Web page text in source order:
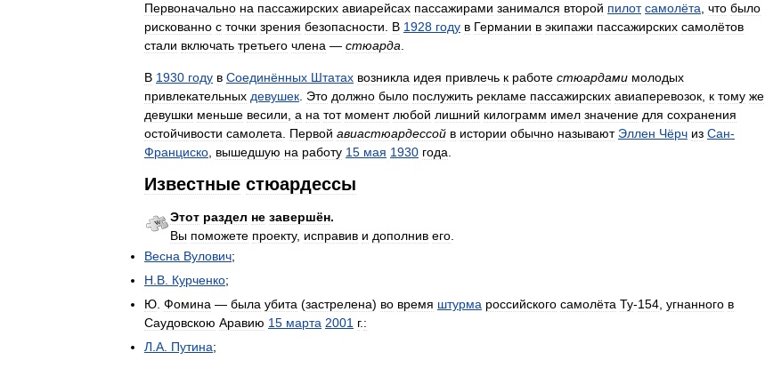
Первоначально на пассажирских авиарейсах пассажирами занимался второй пилот самолёта что было
рискованно с точки зрения безопасности В 1928 году в Германии в экипажи пассажирских самолётов
стали включать третьего члена — стюарда
В 1930 году в Соединённых Штатах возникла идея привлечь к работе стюардами молодых
привлекательных девушек Это должно было послужить рекламе пассажирских авиаперевозок к тому же
девушки меньше весили а на тот момент любой лишний килограмм имел значение для сохранения
остойчивости самолета Первой авиастюардессой в истории обычно называют Эллен Чёрч из Сан-
Франциско вышедшую на работу 15 мая 1930 года
Известные стюардессы
Этот раздел не завершён.
Вы поможете проекту, исправив и дополнив его
Весна Вулович;
Н В Курченко;
Ю Фомина — была убита (застрелена) во время штурма российского самолёта Ту-154 угнанного в
Саудовскою Аравию 15 марта 2001 г.:
Л А Путина;